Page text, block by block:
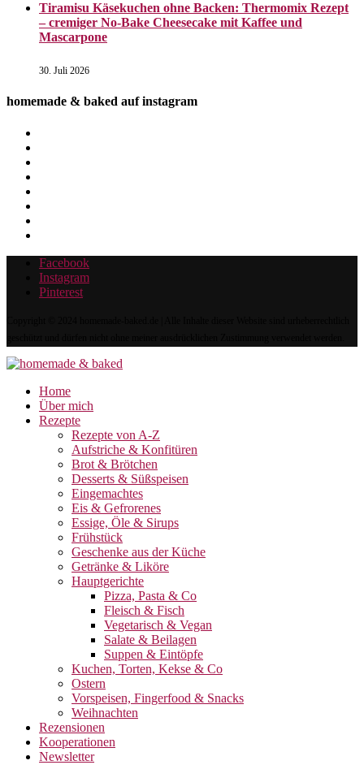
Tiramisu Käsekuchen ohne Backen: Thermomix Rezept
– cremiger No-Bake Cheesecake mit Kaffee und
Mascarpone
30. Juli 2026
homemade & baked auf instagram
Facebook
Instagram
Pinterest
Home
Über mich
Rezepte
Rezepte von A-Z
Aufstriche & Konfitüren
Brot & Brötchen
Desserts & Süßspeisen
Eingemachtes
Eis & Gefrorenes
Essige, Öle & Sirups
Frühstück
Geschenke aus der Küche
Getränke & Liköre
Hauptgerichte
Pizza, Pasta & Co
Fleisch & Fisch
Vegetarisch & Vegan
Salate & Beilagen
Suppen & Eintöpfe
Kuchen, Torten, Kekse & Co
Ostern
Vorspeisen, Fingerfood & Snacks
Weihnachten
Rezensionen
Kooperationen
Newsletter